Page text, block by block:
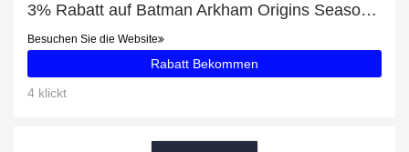
3% Rabatt auf Batman Arkham Origins Season Pass Steam ROW
Besuchen Sie die Website
Rabatt Bekommen
4 klickt